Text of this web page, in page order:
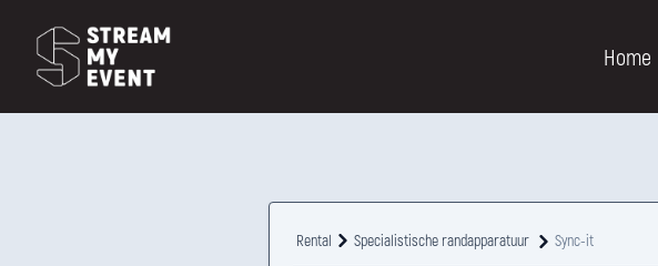
Home
Rental Specialistische randapparatuur Sync-it